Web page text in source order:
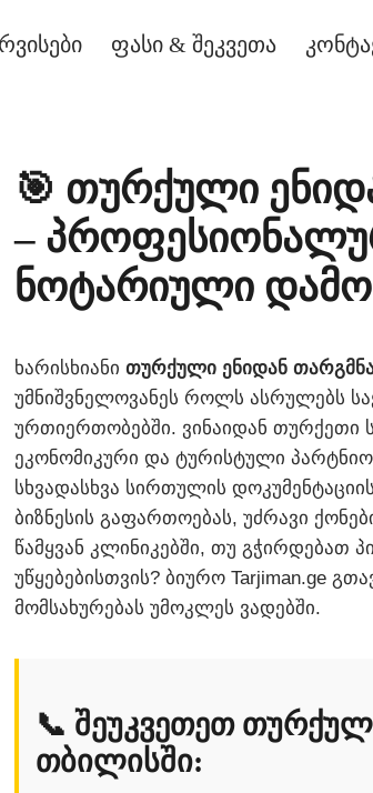
ფასი & შეკვეთა
🎯 თურქული
–
ნოტარიული
ხარისხიანი თურქული ენიდან
უმნიშვნელოვანეს როლს ასრულებს
ურთიერთობებში. ვინაიდან
ეკონომიკური და ტურისტული
სხვადასხვა სირთულის
ბიზნესის გაფართოებას, უძრავი
წამყვან კლინიკებში, თუ გჭირდებათ
უწყებებისთვის? ბიურო Tarjiman.ge
მომსახურებას უმოკლეს ვადებში.
📞 შეუკვეთეთ
თბილისში: